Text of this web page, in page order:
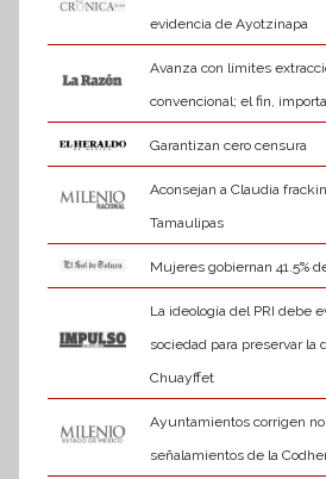
evidencia de Ayotzinapa
Avanza con límites
convencional; el fin,
Garantizan cero censura
Aconsejan a Claudia
Tamaulipas
Mujeres gobiernan 41.5%
La ideología del PRI debe
sociedad para preservar la
Chuayffet
Ayuntamientos corrigen
señalamientos de la